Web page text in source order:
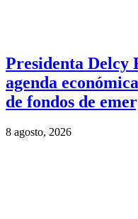
Presidenta Delcy
agenda
de fondos de
8 agosto, 2026